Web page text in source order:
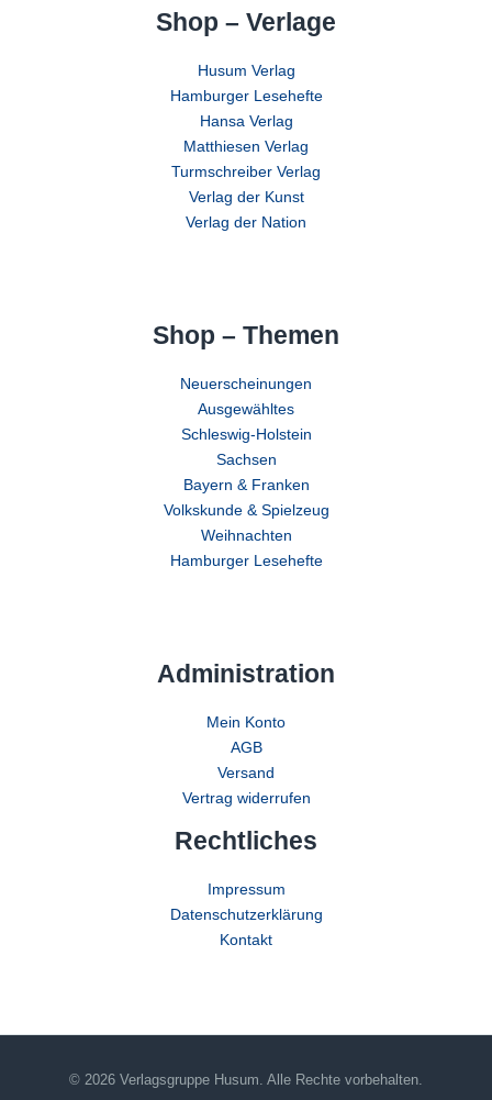
Shop – Verlage
Husum Verlag
Hamburger Lesehefte
Hansa Verlag
Matthiesen Verlag
Turmschreiber Verlag
Verlag der Kunst
Verlag der Nation
Shop – Themen
Neuerscheinungen
Ausgewähltes
Schleswig-Holstein
Sachsen
Bayern & Franken
Volkskunde & Spielzeug
Weihnachten
Hamburger Lesehefte
Administration
Mein Konto
AGB
Versand
Vertrag widerrufen
Rechtliches
Impressum
Datenschutzerklärung
Kontakt
© 2026 Verlagsgruppe Husum. Alle Rechte vorbehalten.